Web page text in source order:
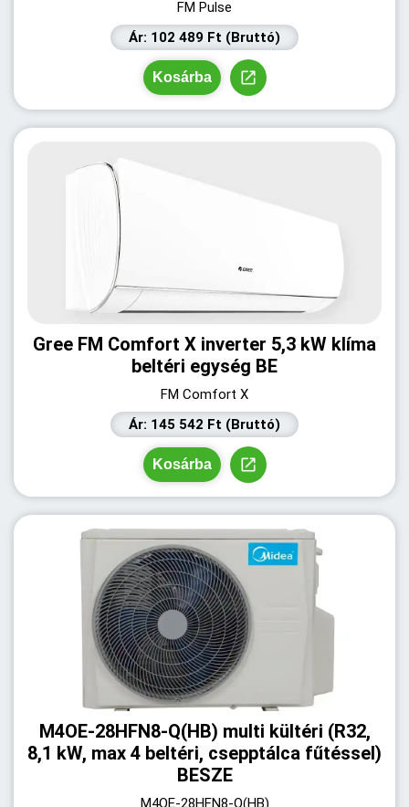
FM Pulse
Ár: 102 489 Ft (Bruttó)
Kosárba
Gree FM Comfort X inverter 5,3 kW klíma
beltéri egység BE
FM Comfort X
Ár: 145 542 Ft (Bruttó)
Kosárba
M4OE-28HFN8-Q(HB) multi kültéri (R32,
8,1 kW, max 4 beltéri, csepptálca fűtéssel)
BESZE
M4OE-28HFN8-Q(HB)